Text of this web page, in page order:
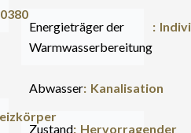
Energieträger der
Warmwasserbereitung
Abwasser Kanalisation
Zustand Hervorragender